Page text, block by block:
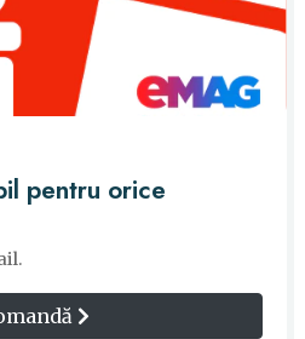
pentru orice